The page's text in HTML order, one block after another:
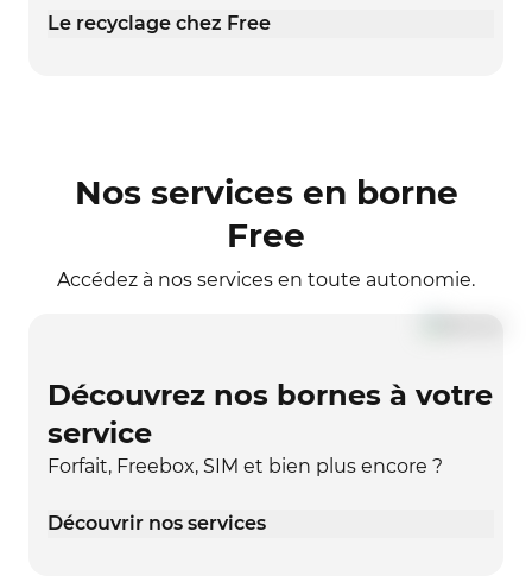
Le recyclage chez Free
Nos services en borne
Free
Accédez à nos services en toute autonomie.
Découvrez nos bornes à votre
service
Forfait, Freebox, SIM et bien plus encore ?
Découvrir nos services